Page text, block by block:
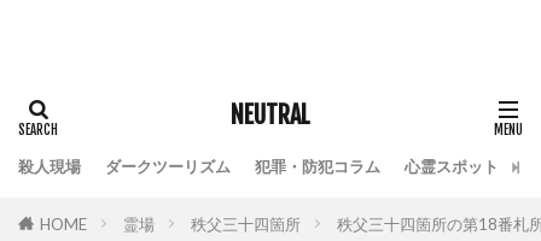
NEUTRAL
殺人現場 ダークツーリズム 犯罪・防犯コラム 心霊スポット
HOME 霊場 秩父三十四箇所 秩父三十四箇所の第18番札